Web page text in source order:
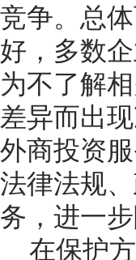
竞争。总
好，多数
为不了解
差异而出
外商投资
法律法规
务，进一
在保护